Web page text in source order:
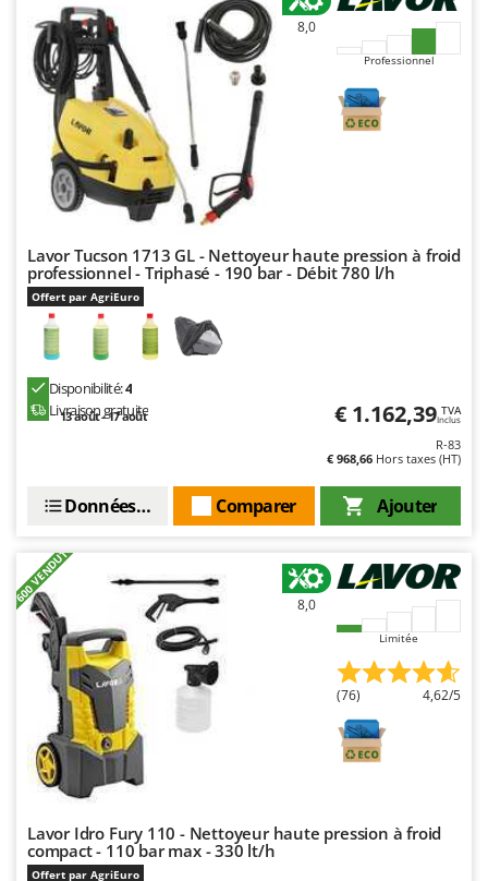
Ritter
River Systems
Robomow
Rossofuoco
Rover Pompe
Royal Food
Ryobi
S
S.T.P.
Santos
Sbaraglia
Seven Italy
Simatech
Skil
Smartwood
Smeg
Snapper
Solidur
Spice Electronics
Spiralmac
Spring Protezione
Spyro
Stanley
8,0
Professionnel
Lavor Tucson 1713 GL - Nettoyeur haute pression à froid
professionnel - Triphasé - 190 bar - Débit 780 l/h
Offert par AgriEuro
Disponibilité:4
Livraison gratuite
13 août - 17 août € 1.162,39 TVA
Inclus
R-83
€ 968,66 Hors taxes (HT)
Ajouter
Comparer
Données techniques
+600 VENDUTI 8,0
Limitée
(76) 4,62/5
Lavor Idro Fury 110 - Nettoyeur haute pression à froid
compact - 110 bar max - 330 lt/h
Offert par AgriEuro